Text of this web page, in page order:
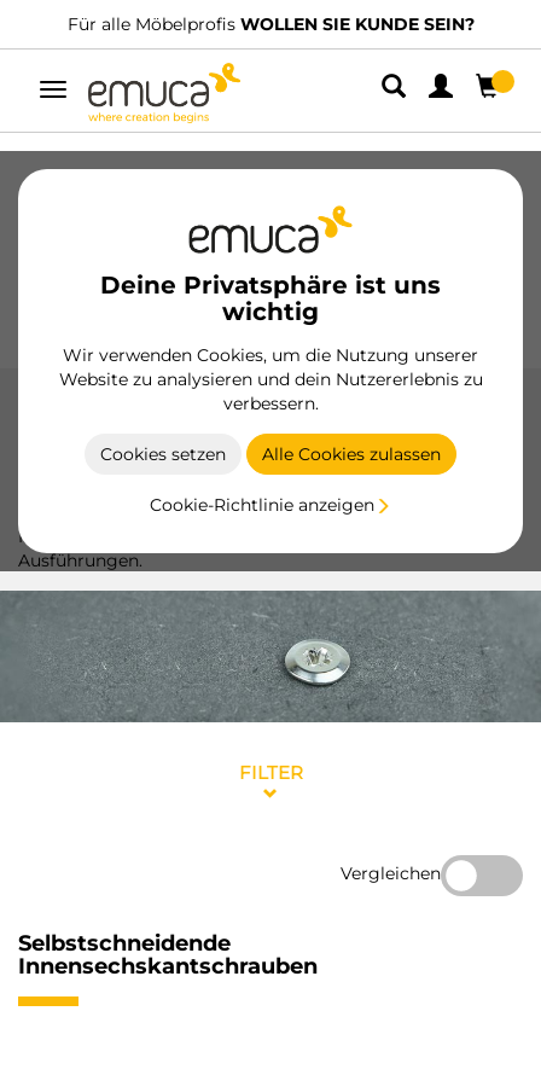
Für alle Möbelprofis WOLLEN SIE KUNDE SEIN?
Umschaltbare
Navigation
Deine Privatsphäre ist uns
wichtig
Wir verwenden Cookies, um die Nutzung unserer
Website zu analysieren und dein Nutzererlebnis zu
verbessern.
Cookies setzen Alle Cookies zulassen
Cookie-Richtlinie anzeigen
Führungssysteme
Schiebesysteme
Griffe Sockel
Selbstschneidende
Innensechskantschrauben
widerstandsfähige Lösungen für sichere Verbindungen in
Möbeln. Erhältlich in verschiedenen Größen und
Ausführungen.
FILTER
Vergleichen
Selbstschneidende
Innensechskantschrauben